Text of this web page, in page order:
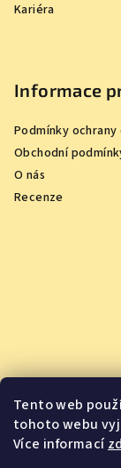
Tento web
tohoto webu
Více informací
Kariéra
Informace
Podmínky
Obchodní
O nás
Recenze